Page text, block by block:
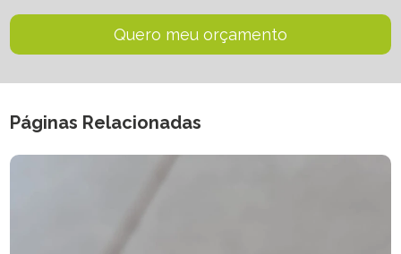
Quero meu orçamento
Páginas Relacionadas